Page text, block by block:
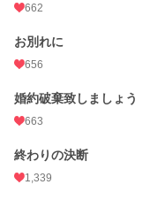
662
お別れに
656
婚約破棄致しましょう
663
終わりの決断
1,339